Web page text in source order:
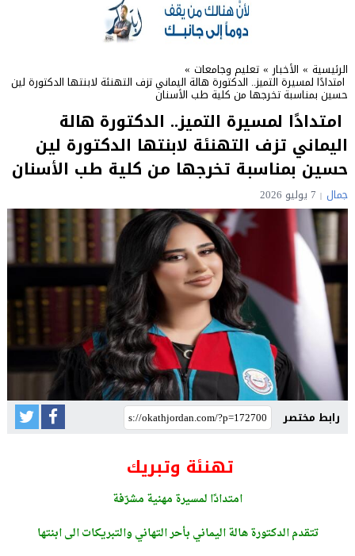
الرئيسية » الأخبار » تعليم وجامعات »
امتدادًا لمسيرة التميز.. الدكتورة هالة اليماني تزف التهنئة لابنتها الدكتورة لين
حسين بمناسبة تخرجها من كلية طب الأسنان
امتدادًا لمسيرة التميز.. الدكتورة هالة
اليماني تزف التهنئة لابنتها الدكتورة لين
حسين بمناسبة تخرجها من كلية طب الأسنان
جمال 7 يوليو 2026
رابط مختصر
تهنئة وتبريك
امتدادًا لمسيرة مهنية مشرّفة
تتقدم الدكتورة هالة اليماني بأحر التهاني والتبريكات الى ابنتها